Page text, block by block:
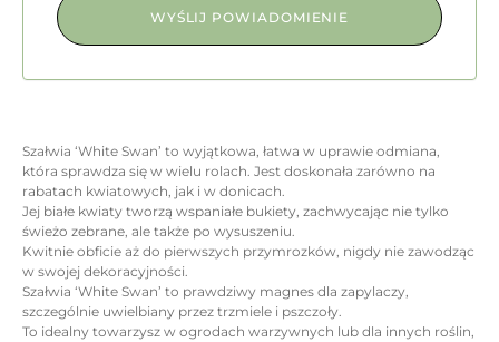
Szałwia ‘White Swan’ to wyjątkowa, łatwa w uprawie odmiana,
która sprawdza się w wielu rolach. Jest doskonała zarówno na
rabatach kwiatowych, jak i w donicach.
Jej białe kwiaty tworzą wspaniałe bukiety, zachwycając nie tylko
świeżo zebrane, ale także po wysuszeniu.
Kwitnie obficie aż do pierwszych przymrozków, nigdy nie zawodząc
w swojej dekoracyjności.
Szałwia ‘White Swan’ to prawdziwy magnes dla zapylaczy,
szczególnie uwielbiany przez trzmiele i pszczoły.
To idealny towarzysz w ogrodach warzywnych lub dla innych roślin,